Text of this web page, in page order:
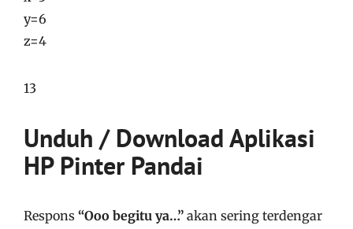
y=6
z=4
13
Unduh / Download Aplikasi
HP Pinter Pandai
Respons “Ooo begitu ya…” akan sering terdengar